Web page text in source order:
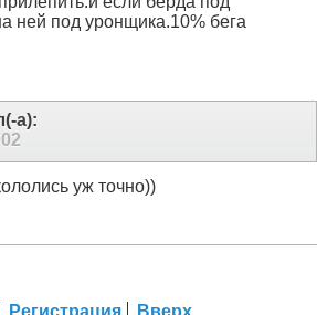
ней под уронщика.10% бега
а):
уж точно))
Регистрация Вверх